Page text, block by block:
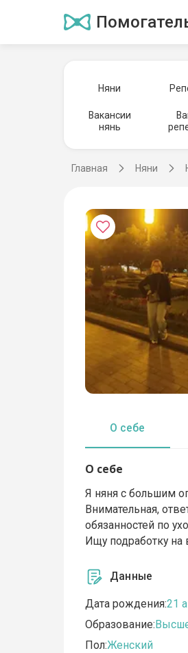
Няни
Вакансии
нянь
Главная Няни
О себе
О себе
Я няня с большим
Внимательная,
обязанностей по
Ищу подработку
Данные
Дата рождения:21
Образование:
Пол:Женский